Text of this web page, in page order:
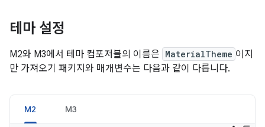
테마 설정
M2와 M3에서 테마 컴포저블의 이름은 MaterialTheme 이지
만 가져오기 패키지와 매개변수는 다음과 같이 다릅니다.
M2 M3